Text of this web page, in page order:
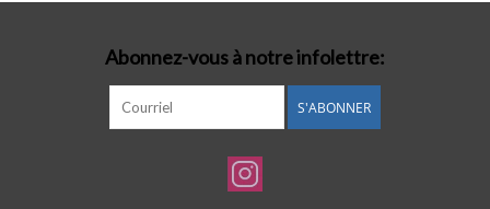
Abonnez-vous à notre infolettre:
S'ABONNER